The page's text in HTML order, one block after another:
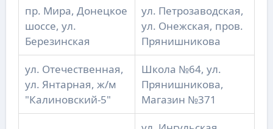
пр. Мира, Донецкое
шоссе, ул.
Березинская
ул. Петрозаводская,
ул. Онежская, пров.
Прянишникова
ул. Отечественная,
ул. Янтарная, ж/м
"Калиновский-5"
Школа №64, ул.
Прянишникова,
Магазин №371